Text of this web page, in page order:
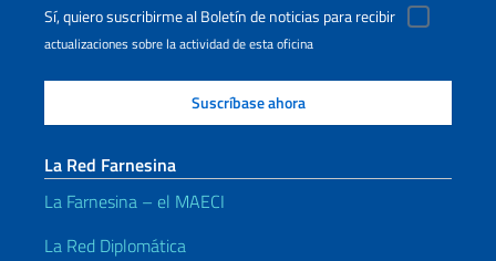
Sí, quiero suscribirme al Boletín de noticias para recibir
actualizaciones sobre la actividad de esta oficina
La Red Farnesina
La Farnesina – el MAECI
La Red Diplomática